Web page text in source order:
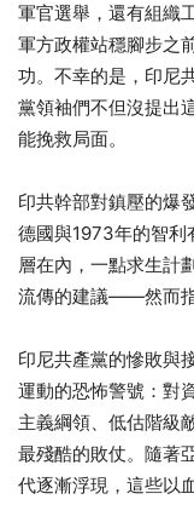
軍官選舉，還有組織
軍方政權站穩腳步之
功。不幸的是，印尼
黨領袖們不但沒提出
能挽救局面。
印共幹部對鎮壓的爆
德國與1973年的智利
層在內，一點求生計
流傳的建議——然而
印尼共產黨的慘敗與
運動的恐怖警號：對
主義綱領、低估階級
最殘酷的敗仗。隨著
代逐漸浮現，這些以